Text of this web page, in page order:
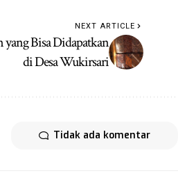
NEXT ARTICLE
Bisa Didapatkan
di Desa Wukirsari
Tidak ada komentar